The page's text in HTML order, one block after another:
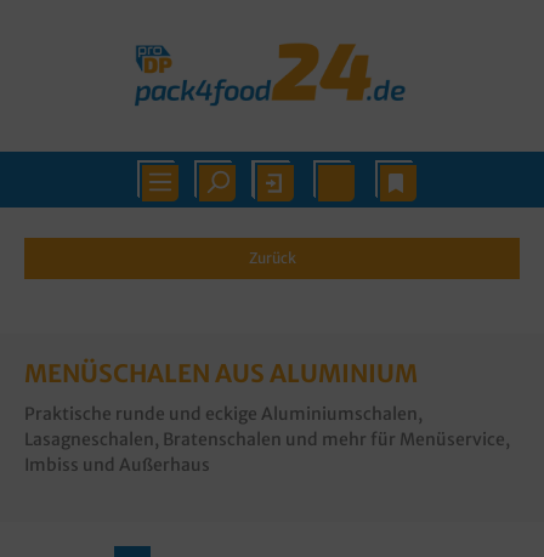
Zurück
MENÜSCHALEN AUS ALUMINIUM
Praktische runde und eckige Aluminiumschalen,
Lasagneschalen, Bratenschalen und mehr für Menüservice,
Imbiss und Außerhaus